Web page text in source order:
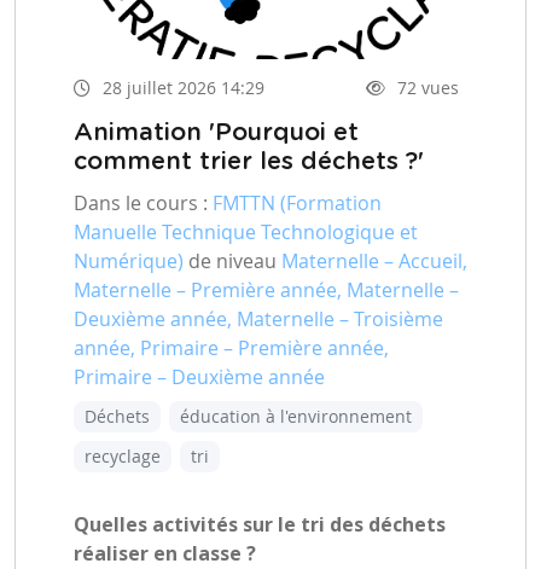
28 juillet 2026 14:29 72 vues
Animation 'Pourquoi et
comment trier les déchets ?'
Dans le cours : FMTTN (Formation
Manuelle Technique Technologique et
Numérique) de niveau Maternelle – Accueil,
Maternelle – Première année, Maternelle –
Deuxième année, Maternelle – Troisième
année, Primaire – Première année,
Primaire – Deuxième année
Déchets
éducation à l'environnement
recyclage
tri
Quelles activités sur le tri des déchets
réaliser en classe ?